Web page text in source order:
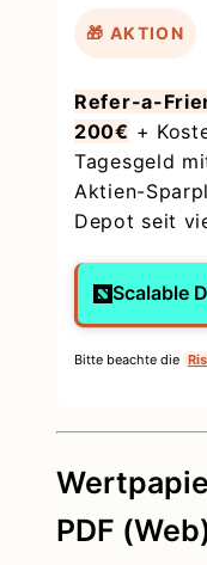
🎁 AKTION
Refer-a-
200€ +
Tagesgeld
Aktien-
Depot seit
Scalable
Bitte beachte die
PDF